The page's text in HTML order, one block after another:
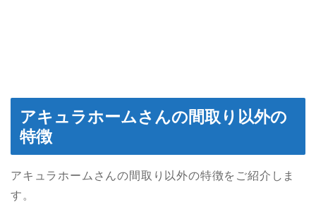
アキュラホームさんの間取り以外の
特徴
アキュラホームさんの間取り以外の特徴をご紹介しま
す。